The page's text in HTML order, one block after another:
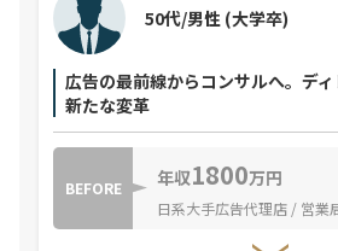
広告の最前線からコンサルへ。デ
新たな変革
50代/男性 (大学卒)
BEFORE 年収1800万円
日系大手広告代理店 / 営業